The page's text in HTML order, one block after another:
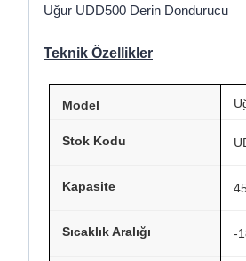
Uğur UDD500 Derin Dondurucu
Teknik Özellikler
Model
Stok Kodu
Kapasite
Sıcaklık Aralığı -